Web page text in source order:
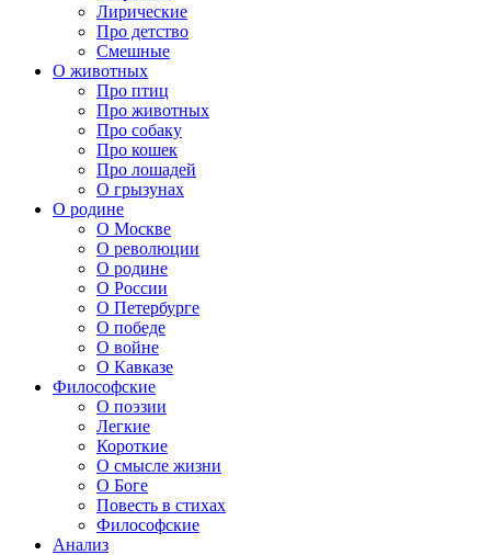
Лирические
Про детство
Смешные
О животных
Про птиц
Про животных
Про собаку
Про кошек
Про лошадей
О грызунах
О родине
О Москве
О революции
О родине
О России
О Петербурге
О победе
О войне
О Кавказе
Философские
О поэзии
Легкие
Короткие
О смысле жизни
О Боге
Повесть в стихах
Философские
Анализ